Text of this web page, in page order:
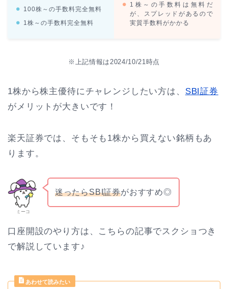
100株～の手数料完全無料
1株～の手数料完全無料
1株～の手数料は無料だ
が、スプレッドがあるので
実質手数料がかかる
※上記情報は2024/10/21時点
1株から株主優待にチャレンジしたい方は、 SBI証券
がメリットが大きいです！
楽天証券では、そもそも1株から買えない銘柄もあ
ります。
ミーコ
迷ったらSBI証券がおすすめ◎
口座開設のやり方は、こちらの記事でスクショつき
で解説しています♪